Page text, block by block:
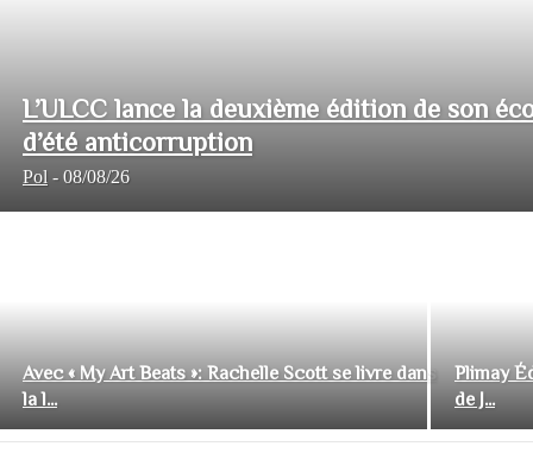
L’ULCC lance la deuxième édition de son
d’été anticorruption
Pol - 08/08/26
Avec « My Art Beats »: Rachelle Scott se livre dans
la l...
Plimay
de J...